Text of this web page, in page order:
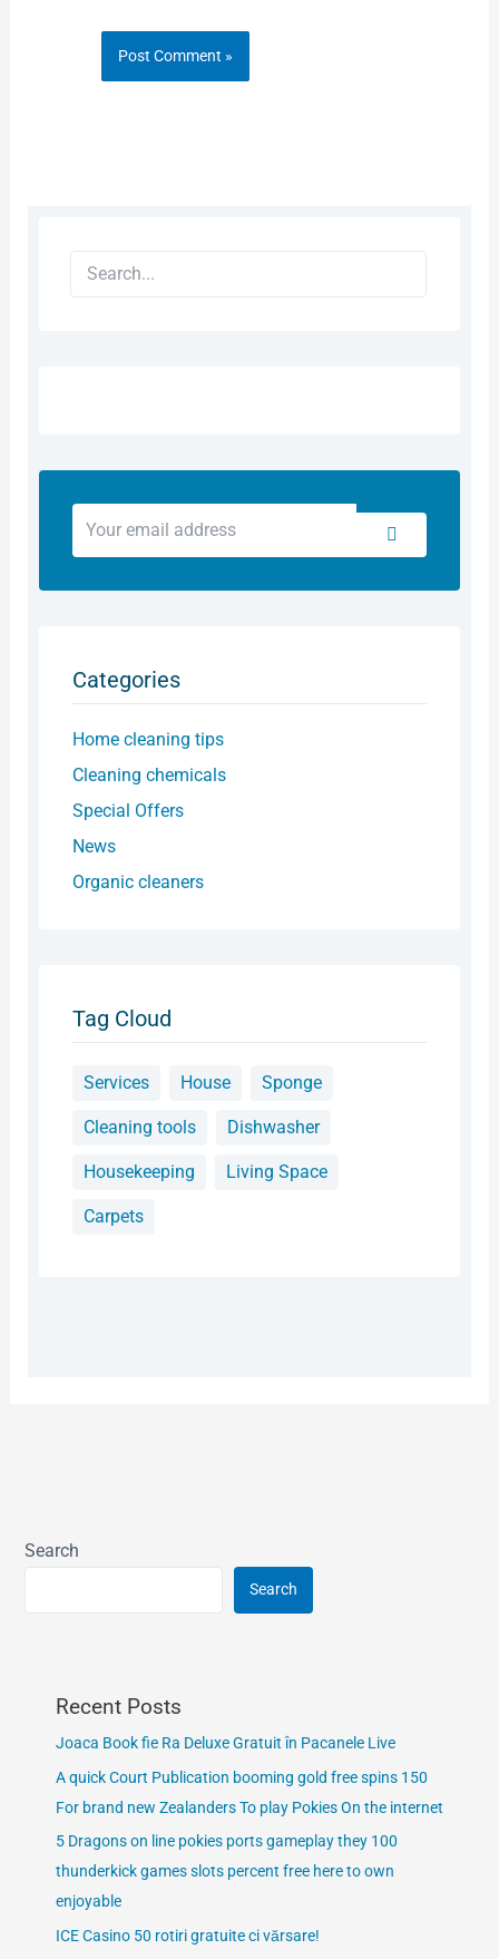
Search
Your
email
address
Submit
Categories
Home cleaning tips
Cleaning chemicals
Special Offers
News
Organic cleaners
Tag Cloud
Services House Sponge
Cleaning tools Dishwasher
Housekeeping Living Space
Carpets
Search
Search
Recent Posts
Joaca Book fie Ra Deluxe Gratuit în Pacanele Live
A quick Court Publication booming gold free spins 150
For brand new Zealanders To play Pokies On the internet
5 Dragons on line pokies ports gameplay they 100
thunderkick games slots percent free here to own
enjoyable
ICE Casino 50 rotiri gratuite ci vărsare!